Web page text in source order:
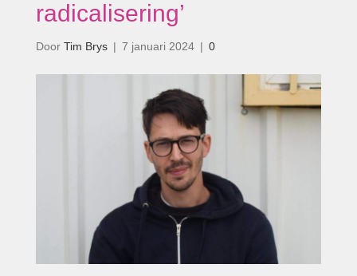
radicalisering’
Door Tim Brys | 7 januari 2024 | 0